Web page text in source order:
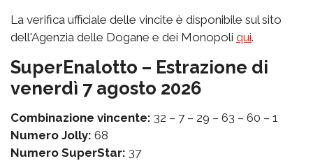
La verifica ufficiale delle vincite è disponibile sul sito
dell'Agenzia delle Dogane e dei Monopoli qui.
SuperEnalotto – Estrazione di
venerdì 7 agosto 2026
Combinazione vincente: 32 – 7 – 29 – 63 – 60 – 1
Numero Jolly: 68
Numero SuperStar: 37